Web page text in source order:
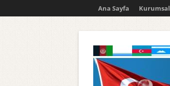
Ana Sayfa Kurumsal